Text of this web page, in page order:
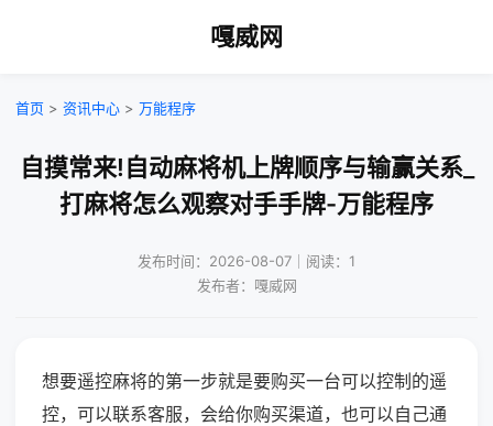
嘎威网
首页 > 资讯中心 > 万能程序
自摸常来!自动麻将机上牌顺序与输赢关系_
打麻将怎么观察对手手牌-万能程序
发布时间：2026-08-07｜阅读：1
发布者：嘎威网
想要遥控麻将的第一步就是要购买一台可以控制的遥
控，可以联系客服，会给你购买渠道，也可以自己通